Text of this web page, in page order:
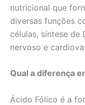
nutricional que
diversas funções
células, síntese de
nervoso e
Qual a diferença
Ácido Fólico é a